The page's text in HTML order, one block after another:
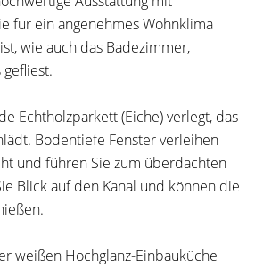
für ein angenehmes Wohnklima
wie auch das Badezimmer,
Echtholzparkett (Eiche) verlegt, das
Bodentiefe Fenster verleihen
und führen Sie zum überdachten
Blick auf den Kanal und können die
weißen Hochglanz-Einbauküche